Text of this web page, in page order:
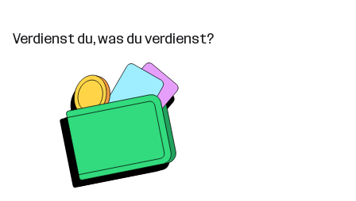
Verdienst du, was du verdienst?